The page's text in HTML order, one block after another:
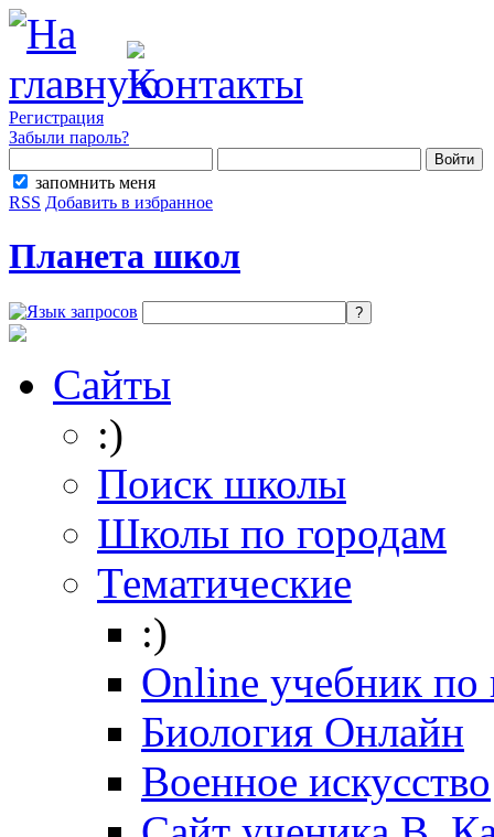
Регистрация
Забыли пароль?
запомнить меня
RSS Добавить в избранное
Планета школ
Сайты
:)
Поиск школы
Школы по городам
Тематические
:)
Online учебник по
Биология Онлайн
Военное искусство